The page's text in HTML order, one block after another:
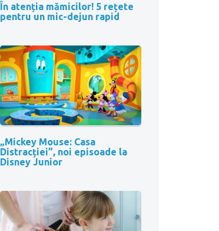
În atenția mămicilor! 5 rețete
pentru un mic-dejun rapid
„Mickey Mouse: Casa
Distracției”, noi episoade la
Disney Junior